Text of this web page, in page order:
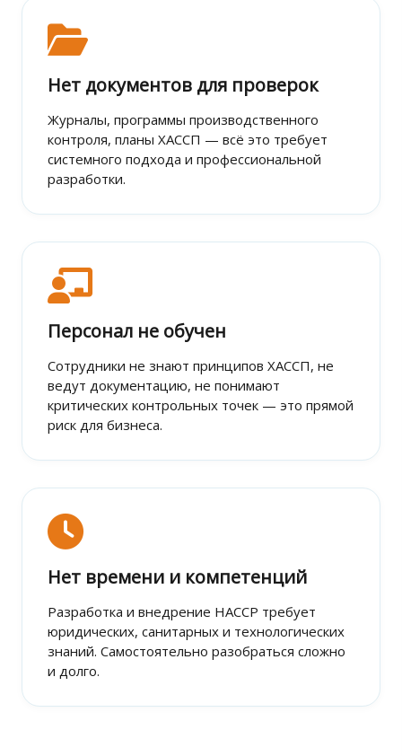
Нет документов для проверок
Журналы, программы производственного
контроля, планы ХАССП — всё это требует
системного подхода и профессиональной
разработки.
Персонал не обучен
Сотрудники не знают принципов ХАССП, не
ведут документацию, не понимают
критических контрольных точек — это прямой
риск для бизнеса.
Нет времени и компетенций
Разработка и внедрение HACCP требует
юридических, санитарных и технологических
знаний. Самостоятельно разобраться сложно
и долго.